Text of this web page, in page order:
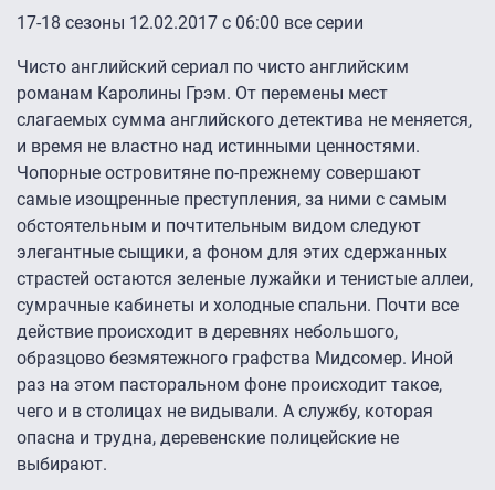
17-18 сезоны 12.02.2017 с 06:00 все серии
Чисто английский сериал по чисто английским
романам Каролины Грэм. От перемены мест
слагаемых сумма английского детектива не меняется,
и время не властно над истинными ценностями.
Чопорные островитяне по-прежнему совершают
самые изощренные преступления, за ними с самым
обстоятельным и почтительным видом следуют
элегантные сыщики, а фоном для этих сдержанных
страстей остаются зеленые лужайки и тенистые аллеи,
сумрачные кабинеты и холодные спальни. Почти все
действие происходит в деревнях небольшого,
образцово безмятежного графства Мидсомер. Иной
раз на этом пасторальном фоне происходит такое,
чего и в столицах не видывали. А службу, которая
опасна и трудна, деревенские полицейские не
выбирают.